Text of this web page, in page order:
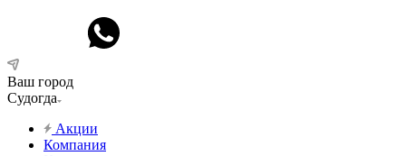
Ваш город
Судогда
Акции
Компания